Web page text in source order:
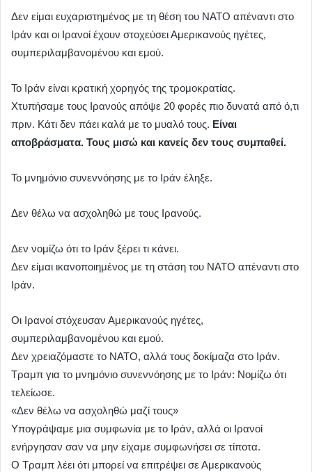
Δεν είμαι ευχαριστημένος με τη θέση του ΝΑΤΟ απέναντι στο
Ιράν και οι Ιρανοί έχουν στοχεύσει Αμερικανούς ηγέτες,
συμπεριλαμβανομένου και εμού.
Το Ιράν είναι κρατική χορηγός της τρομοκρατίας.
Χτυπήσαμε τους Ιρανούς απόψε 20 φορές πιο δυνατά από ό,τι
πριν. Κάτι δεν πάει καλά με το μυαλό τους. Είναι
αποβράσματα. Τους μισώ και κανείς δεν τους συμπαθεί.
Το μνημόνιο συνεννόησης με το Ιράν έληξε.
Δεν θέλω να ασχοληθώ με τους Ιρανούς.
Δεν νομίζω ότι το Ιράν ξέρει τι κάνει.
Δεν είμαι ικανοποιημένος με τη στάση του ΝΑΤΟ απέναντι στο
Ιράν.
Οι Ιρανοί στόχευσαν Αμερικανούς ηγέτες,
συμπεριλαμβανομένου και εμού.
Δεν χρειαζόμαστε το ΝΑΤΟ, αλλά τους δοκίμαζα στο Ιράν.
Τραμπ για το μνημόνιο συνεννόησης με το Ιράν: Νομίζω ότι
τελείωσε.
«Δεν θέλω να ασχοληθώ μαζί τους»
Υπογράψαμε μια συμφωνία με το Ιράν, αλλά οι Ιρανοί
ενήργησαν σαν να μην είχαμε συμφωνήσει σε τίποτα.
Ο Τραμπ λέει ότι μπορεί να επιτρέψει σε Αμερικανούς